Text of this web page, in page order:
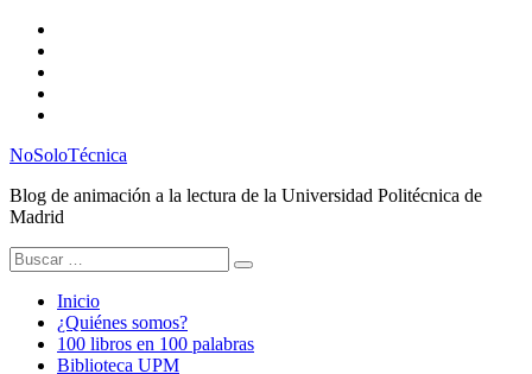
Saltar
contenido
NoSoloTécnica
Blog de animación a la lectura de la Universidad Politécnica de
Madrid
Buscar:
Inicio
¿Quiénes somos?
100 libros en 100 palabras
Biblioteca UPM